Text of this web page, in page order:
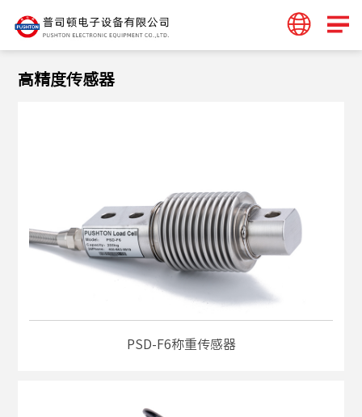
高精度传感器
PSD-F6称重传感器